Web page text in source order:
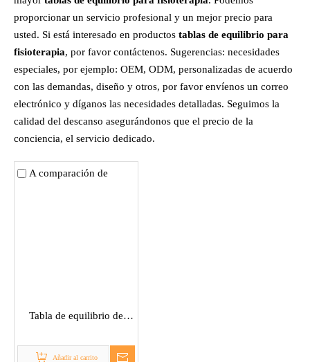
proporcionar un servicio profesional y un mejor precio para
usted. Si está interesado en productos tablas de equilibrio para
fisioterapia, por favor contáctenos. Sugerencias: necesidades
especiales, por ejemplo: OEM, ODM, personalizadas de acuerdo
con las demandas, diseño y otros, por favor envíenos un correo
electrónico y díganos las necesidades detalladas. Seguimos la
calidad del descanso asegurándonos que el precio de la
conciencia, el servicio dedicado.
A comparación de
Tabla de equilibrio de
Añadir al carrito